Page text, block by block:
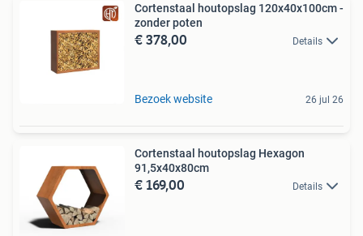
Cortenstaal houtopslag 120x40x100cm -
zonder poten
€ 378,00 Details
Bezoek website 26 jul 26
Cortenstaal houtopslag Hexagon
91,5x40x80cm
€ 169,00 Details